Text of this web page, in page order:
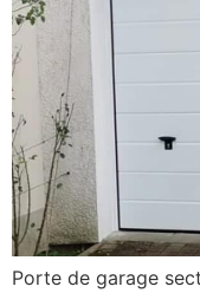
Porte de garage